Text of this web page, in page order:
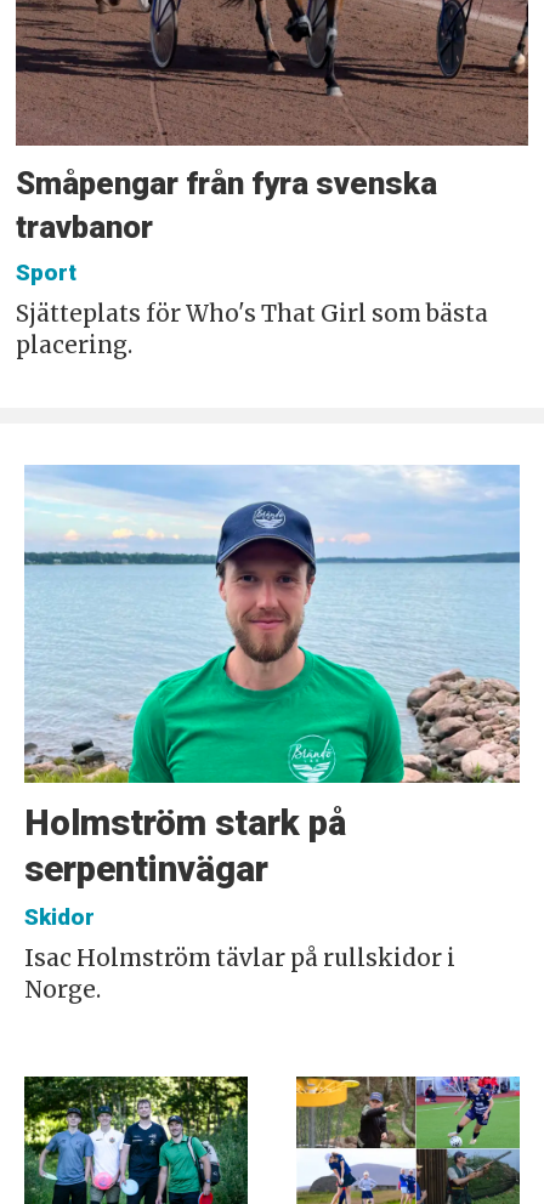
Småpengar från fyra svenska
travbanor
Sport
Sjätteplats för Who's That Girl som bästa
placering.
Holmström stark på
serpentinvägar
Skidor
Isac Holmström tävlar på rullskidor i
Norge.